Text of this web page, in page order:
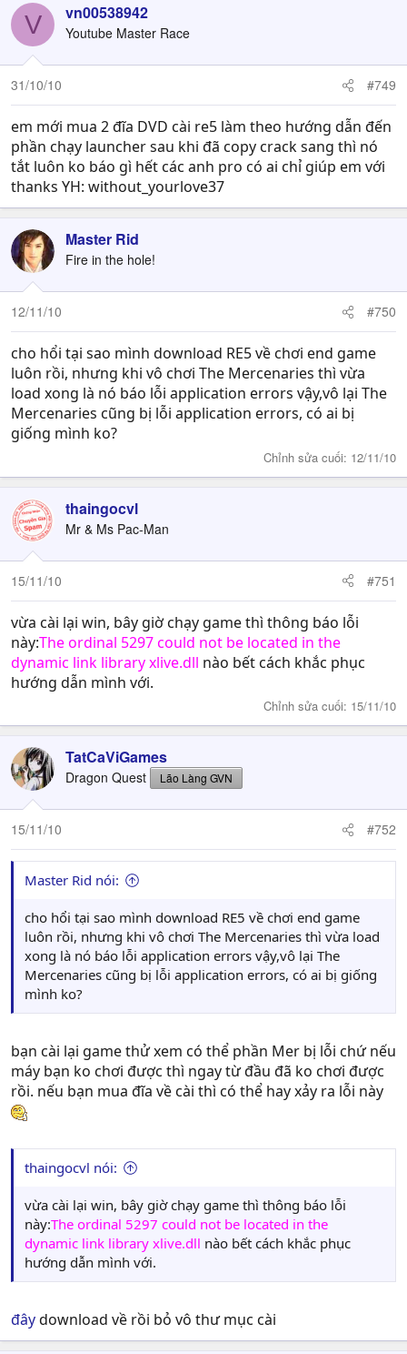
V vn00538942
Youtube Master Race
31/10/10 #749
em mới mua 2 đĩa DVD cài re5 làm theo hướng dẫn đến
phần chạy launcher sau khi đã copy crack sang thì nó
tắt luôn ko báo gì hết các anh pro có ai chỉ giúp em với
thanks YH: without_yourlove37
Master Rid
Fire in the hole!
12/11/10 #750
cho hổi tại sao mình download RE5 về chơi end game
luôn rồi, nhưng khi vô chơi The Mercenaries thì vừa
load xong là nó báo lỗi application errors vậy,vô lại The
Mercenaries cũng bị lỗi application errors, có ai bị
giống mình ko?
Chỉnh sửa cuối: 12/11/10
thaingocvl
Mr & Ms Pac-Man
15/11/10 #751
vừa cài lại win, bây giờ chạy game thì thông báo lỗi
này:The ordinal 5297 could not be located in the
dynamic link library xlive.dll nào bết cách khắc phục
hướng dẫn mình với.
Chỉnh sửa cuối: 15/11/10
TatCaViGames
Dragon Quest Lão Làng GVN
15/11/10 #752
Master Rid nói:
cho hổi tại sao mình download RE5 về chơi end game
luôn rồi, nhưng khi vô chơi The Mercenaries thì vừa load
xong là nó báo lỗi application errors vậy,vô lại The
Mercenaries cũng bị lỗi application errors, có ai bị giống
mình ko?
bạn cài lại game thử xem có thể phần Mer bị lỗi chứ nếu
máy bạn ko chơi được thì ngay từ đầu đã ko chơi được
rồi. nếu bạn mua đĩa về cài thì có thể hay xảy ra lỗi này
thaingocvl nói:
vừa cài lại win, bây giờ chạy game thì thông báo lỗi
này:The ordinal 5297 could not be located in the
dynamic link library xlive.dll nào bết cách khắc phục
hướng dẫn mình với.
đâydownload về rồi bỏ vô thư mục cài